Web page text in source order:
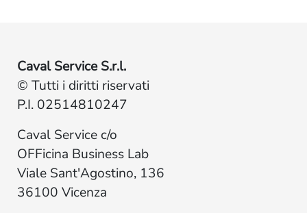
Caval Service S.r.l.
© Tutti i diritti riservati
P.I. 02514810247
Caval Service c/o
OFFicina Business Lab
Viale Sant'Agostino, 136
36100 Vicenza